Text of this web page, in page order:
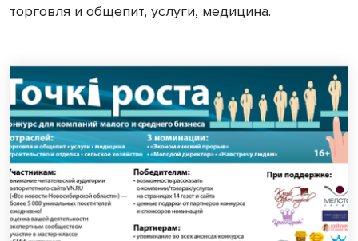
торговля и общепит, услуги, медицина.